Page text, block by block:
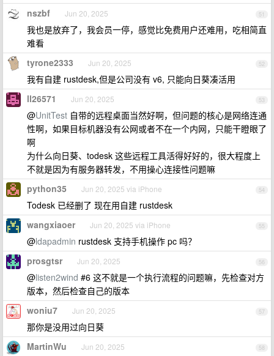
51
nszbf Jun 20, 2025
我也是放弃了，我会员一停，感觉比免费用户还难用，吃相简直
难看
52
tyrone2333 Jun 20, 2025
我有自建 rustdesk,但是公司没有 v6, 只能向日葵凑活用
53
ll26571 Jun 20, 2025
@UnitTest 自带的远程桌面当然好啊，但问题的核心是网络连通
性啊，如果目标机器没有公网或者不在一个内网，只能干瞪眼了
啊
为什么向日葵、todesk 这些远程工具活得好好的，很大程度上
不就是因为有服务器转发，不用操心连接性问题嘛
54
python35 Jun 20, 2025 via iPhone
Todesk 已经删了 现在用自建 rustdesk
55
wangxiaoer Jun 20, 2025 via iPhone
@ldapadmin rustdesk 支持手机操作 pc 吗？
56
prosgtsr Jun 20, 2025
@listen2wind #6 这不就是一个执行流程的问题嘛，先检查对方
版本，然后检查自己的版本
57
woniu7 Jun 20, 2025
那你是没用过向日葵
58
MartinWu Jun 20, 2025